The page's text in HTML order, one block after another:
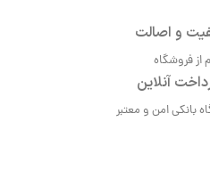
و اصالت
فروشگاه
آنلاین
بانکی امن و معتبر